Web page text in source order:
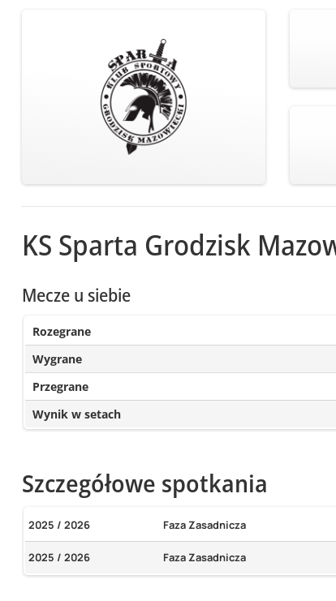
KS Sparta Grodzisk
Mecze u siebie
Rozegrane
Wygrane
Przegrane
Wynik w setach
Szczegółowe spotkania
2025 / 2026 Faza Zasadnicza
2025 / 2026 Faza Zasadnicza